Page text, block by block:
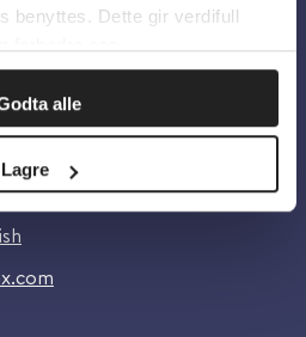
benyttes. Dette gir verdifull
alle
Lagre